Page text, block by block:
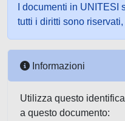
I documenti in UNITESI
tutti i diritti sono
Informazioni
Utilizza questo
a questo documento: